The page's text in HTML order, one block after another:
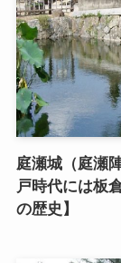
庭瀬城（庭瀬
戸時代には板
の歴史】